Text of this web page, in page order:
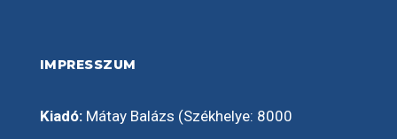
IMPRESSZUM
Kiadó:Mátay Balázs (Székhelye: 8000